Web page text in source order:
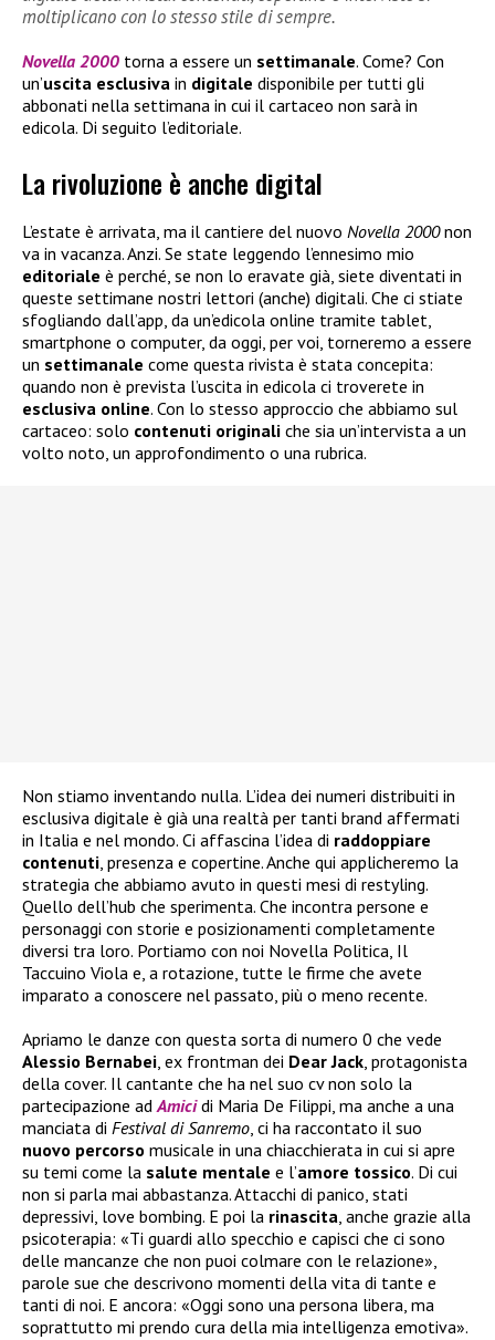
moltiplicano con lo stesso stile di sempre.
Novella 2000 torna a essere un settimanale. Come? Con
un’uscita esclusiva in digitale disponibile per tutti gli
abbonati nella settimana in cui il cartaceo non sarà in
edicola. Di seguito l’editoriale.
La rivoluzione è anche digital
L’estate è arrivata, ma il cantiere del nuovo Novella 2000non
va in vacanza. Anzi. Se state leggendo l’ennesimo mio
editoriale è perché, se non lo eravate già, siete diventati in
queste settimane nostri lettori (anche) digitali. Che ci stiate
sfogliando dall’app, da un’edicola online tramite tablet,
smartphone o computer, da oggi, per voi, torneremo a essere
un settimanale come questa rivista è stata concepita:
quando non è prevista l’uscita in edicola ci troverete in
esclusiva online. Con lo stesso approccio che abbiamo sul
cartaceo: solo contenuti originali che sia un’intervista a un
volto noto, un approfondimento o una rubrica.
Non stiamo inventando nulla. L’idea dei numeri distribuiti in
esclusiva digitale è già una realtà per tanti brand affermati
in Italia e nel mondo. Ci affascina l’idea di raddoppiare
contenuti, presenza e copertine. Anche qui applicheremo la
strategia che abbiamo avuto in questi mesi di restyling.
Quello dell’hub che sperimenta. Che incontra persone e
personaggi con storie e posizionamenti completamente
diversi tra loro. Portiamo con noi Novella Politica, Il
Taccuino Viola e, a rotazione, tutte le firme che avete
imparato a conoscere nel passato, più o meno recente.
Apriamo le danze con questa sorta di numero 0 che vede
Alessio Bernabei, ex frontman dei Dear Jack, protagonista
della cover. Il cantante che ha nel suo cv non solo la
partecipazione adAmici di Maria De Filippi, ma anche a una
manciata di Festival di Sanremo, ci ha raccontato il suo
nuovo percorso musicale in una chiacchierata in cui si apre
su temi come la salute mentale e l’amore tossico. Di cui
non si parla mai abbastanza. Attacchi di panico, stati
depressivi, love bombing. E poi la rinascita, anche grazie alla
psicoterapia: «Ti guardi allo specchio e capisci che ci sono
delle mancanze che non puoi colmare con le relazione»,
parole sue che descrivono momenti della vita di tante e
tanti di noi. E ancora: «Oggi sono una persona libera, ma
soprattutto mi prendo cura della mia intelligenza emotiva».